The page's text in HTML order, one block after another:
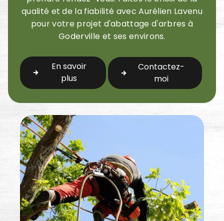
qualité et de la fiabilité avec Aurélien Lavenu
pour votre projet d'abattage d'arbres à
Goderville et ses environs.
En savoir
plus
Contactez-
moi